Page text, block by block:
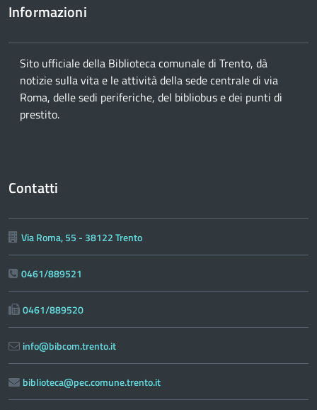
Informazioni
Sito ufficiale della Biblioteca comunale di Trento, dà
notizie sulla vita e le attività della sede centrale di via
Roma, delle sedi periferiche, del bibliobus e dei punti di
prestito.
Contatti
Via Roma, 55 - 38122 Trento
0461/889521
0461/889520
info@bibcom.trento.it
biblioteca@pec.comune.trento.it